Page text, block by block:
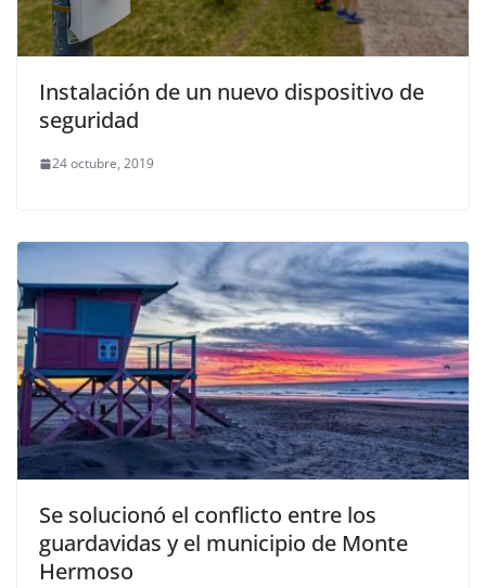
Instalación de un nuevo dispositivo de
seguridad
24 octubre, 2019
Se solucionó el conflicto entre los
guardavidas y el municipio de Monte
Hermoso